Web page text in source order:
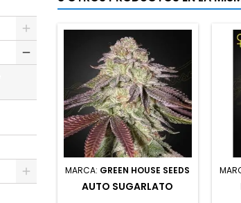
MARCA: GREEN HOUSE SEEDS
AUTO SUGARLATO